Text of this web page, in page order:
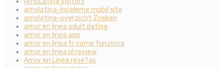
amolatina-inceleme mobil site
amolatina-overzicht Zoeken
amor en linea adult dating
amor en linea app
amor en linea fr come funziona
amor en linea pl review
Amor en Linea rese?as